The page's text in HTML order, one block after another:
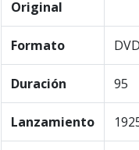
Original
Formato DVD
Duración 95
Lanzamiento